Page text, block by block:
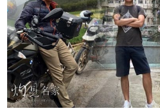
科技
影片
名家榜
灼見活動